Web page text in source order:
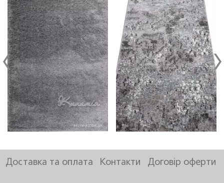
Доставка та оплата Контакти Договір оферти